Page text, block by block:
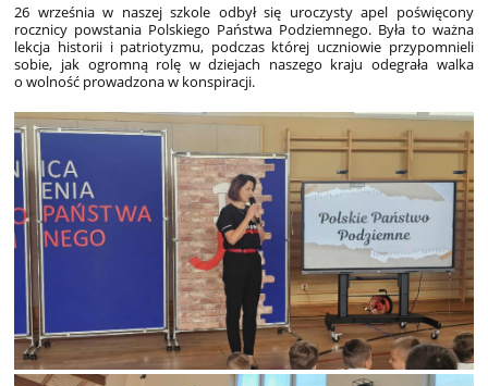
26 września w naszej szkole odbył się uroczysty apel poświęcony
rocznicy powstania Polskiego Państwa Podziemnego. Była to ważna
lekcja historii i patriotyzmu, podczas której uczniowie przypomnieli
sobie, jak ogromną rolę w dziejach naszego kraju odegrała walka
o wolność prowadzona w konspiracji.